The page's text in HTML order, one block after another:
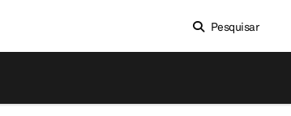
Pesquisar